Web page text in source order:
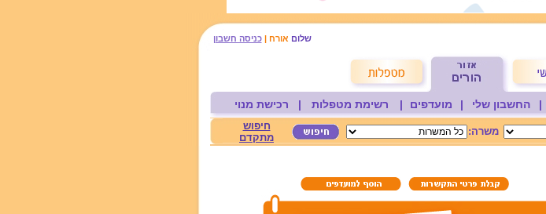
שלום אורח |כניסה חשבון
| החשבון שלי | מועדפים | רשימת מטפלות | רכישת מנוי
משרה:
חיפוש
מתקדם